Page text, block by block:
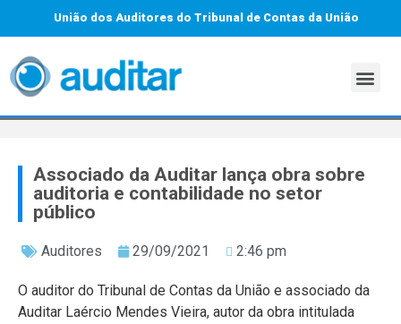
União dos Auditores do Tribunal de Contas da União
Associado da Auditar lança obra sobre
auditoria e contabilidade no setor
público
Auditores 29/09/2021 2:46 pm
O auditor do Tribunal de Contas da União e associado da
Auditar Laércio Mendes Vieira, autor da obra intitulada